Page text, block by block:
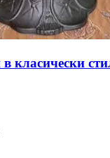
класически